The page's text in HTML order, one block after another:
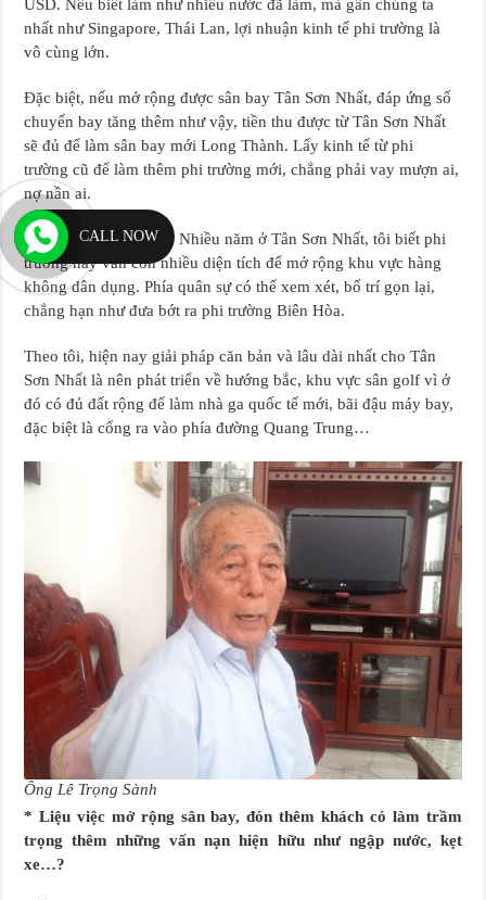
USD. Nếu biết làm như nhiều nước đã làm, mà gần chúng ta
nhất như Singapore, Thái Lan, lợi nhuận kinh tế phi trường là
vô cùng lớn.
Đặc biệt, nếu mở rộng được sân bay Tân Sơn Nhất, đáp ứng số
chuyến bay tăng thêm như vậy, tiền thu được từ Tân Sơn Nhất
sẽ đủ để làm sân bay mới Long Thành. Lấy kinh tế từ phi
trường cũ để làm thêm phi trường mới, chẳng phải vay mượn ai,
nợ nần ai.
– Ông Lê Trọng Sành: Nhiều năm ở Tân Sơn Nhất, tôi biết phi
trường này vẫn còn nhiều diện tích để mở rộng khu vực hàng
không dân dụng. Phía quân sự có thể xem xét, bố trí gọn lại,
chẳng hạn như đưa bớt ra phi trường Biên Hòa.
Theo tôi, hiện nay giải pháp căn bản và lâu dài nhất cho Tân
Sơn Nhất là nên phát triển về hướng bắc, khu vực sân golf vì ở
đó có đủ đất rộng để làm nhà ga quốc tế mới, bãi đậu máy bay,
đặc biệt là cổng ra vào phía đường Quang Trung…
Ông Lê Trọng Sành
* Liệu việc mở rộng sân bay, đón thêm khách có làm trầm
trọng thêm những vấn nạn hiện hữu như ngập nước, kẹt
xe…?
CALL NOW